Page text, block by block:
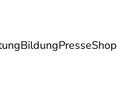
BildungPresseShop
Umwelt Verträge